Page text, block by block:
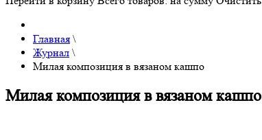
Главная \
Журнал \
Милая композиция в вязаном кашпо
Милая композиция в вязаном кашпо